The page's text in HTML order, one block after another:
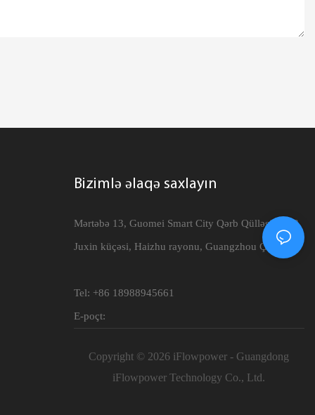
Bizimlə əlaqə saxlayın
Mərtəbə 13, Guomei Smart City Qərb Qülləsi, №33
Juxin küçəsi, Haizhu rayonu, Guangzhou Çin
Tel: +86 18988945661
E-poçt:
Copyright © 2026 iFlowpower - Guangdong
iFlowpower Technology Co., Ltd.